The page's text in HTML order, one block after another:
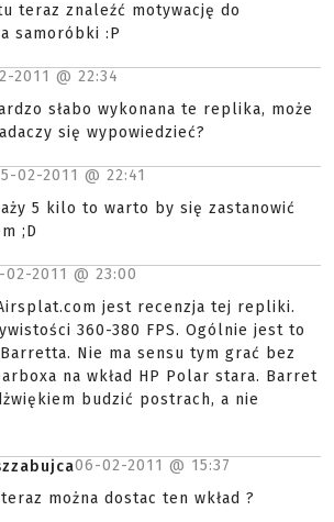
teraz znaleźć motywację do
samoróbki :P
2011 @ 22:34
słabo wykonana te replika, może
się wypowiedzieć?
02-2011 @ 22:41
5 kilo to warto by się zastanowić
;D
02-2011 @ 23:00
jest recenzja tej repliki.
360-380 FPS. Ogólnie jest to
Nie ma sensu tym grać bez
na wkład HP Polar stara. Barret
budzić postrach, a nie
06-02-2011 @ 15:37
można dostac ten wkład ?